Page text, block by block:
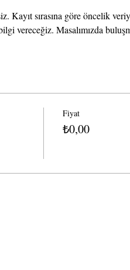
Kayıt sırasına göre öncelik
vereceğiz. Masalımızda
Fiyat
₺0,00